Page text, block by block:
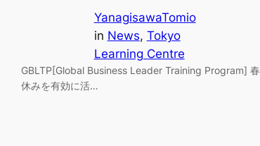
YanagisawaTomio
in News, Tokyo
Learning Centre
GBLTP[Global Business Leader Training Program] 春
休みを有効に活…